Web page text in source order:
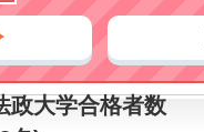
大学合格者数